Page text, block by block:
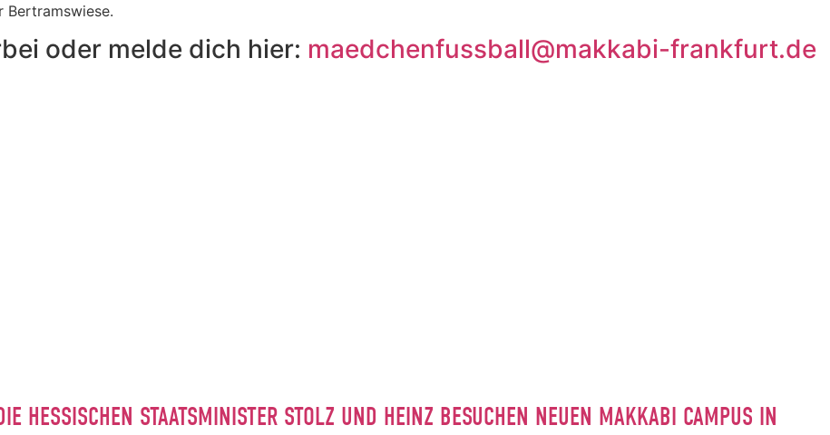
Bertramswiese.
oder melde dich hier:​ maedchenfussball@makkabi-frankfurt.de
HESSISCHEN STAATSMINISTER STOLZ UND HEINZ BESUCHEN NEUEN MAKKABI CAMPUS IN